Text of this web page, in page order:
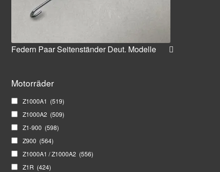
Federn Paar Seitenständer Deut. Modelle
Motorräder
Z1000A1 (519)
Z1000A2 (509)
Z1-900 (598)
Z900 (564)
Z1000A1 / Z1000A2 (556)
Z1R (424)